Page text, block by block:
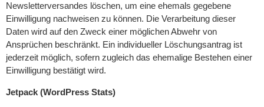
Newsletterversandes löschen, um eine ehemals gegebene
Einwilligung nachweisen zu können. Die Verarbeitung dieser
Daten wird auf den Zweck einer möglichen Abwehr von
Ansprüchen beschränkt. Ein individueller Löschungsantrag ist
jederzeit möglich, sofern zugleich das ehemalige Bestehen einer
Einwilligung bestätigt wird.
Jetpack (WordPress Stats)